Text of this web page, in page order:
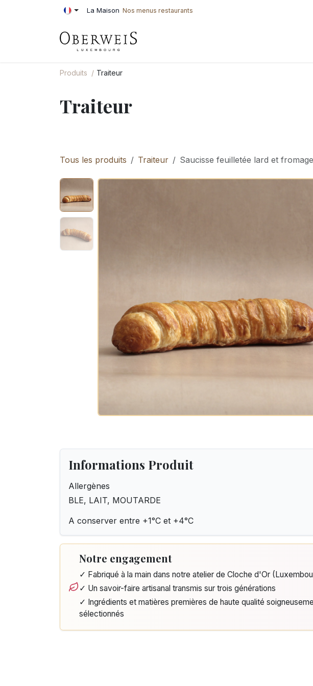
Se rendre au contenu La Maison Nos menus restaurants
Produits Traiteur
Traiteur
Tous les produits Traiteur Saucisse feuilletée lard et fromage
Informations Produit
Allergènes
BLE, LAIT, MOUTARDE
A conserver entre +1°C et +4°C
Notre engagement
✓ Fabriqué à la main dans notre atelier de Cloche d'Or
✓ Un savoir-faire artisanal transmis sur trois générations
✓ Ingrédients et matières premières de haute qualité
sélectionnés